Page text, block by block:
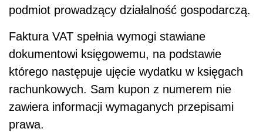
podmiot prowadzący działalność gospodarczą.
Faktura VAT spełnia wymogi stawiane
dokumentowi księgowemu, na podstawie
którego następuje ujęcie wydatku w księgach
rachunkowych. Sam kupon z numerem nie
zawiera informacji wymaganych przepisami
prawa.